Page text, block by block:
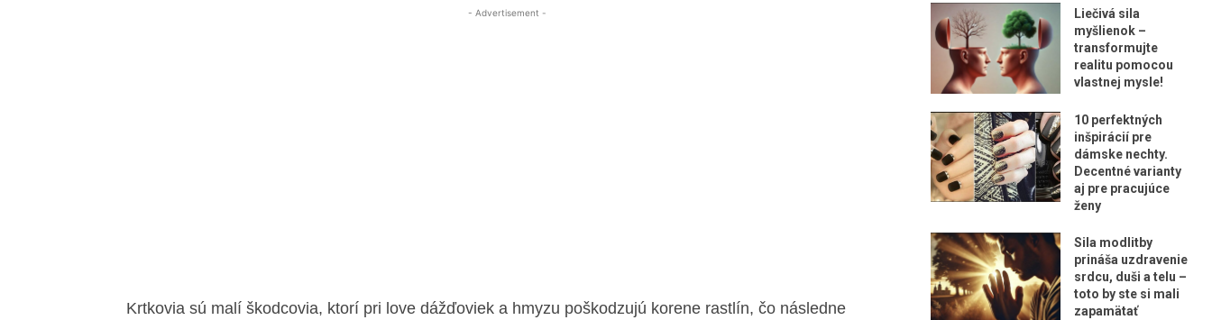
- Advertisement -
Krtkovia sú malí škodcovia, ktorí pri love dážďoviek a hmyzu poškodzujú korene rastlín, čo následne
Liečivá sila
myšlienok –
transformujte
realitu pomocou
vlastnej mysle!
10 perfektných
inšpirácií pre
dámske nechty.
Decentné varianty
aj pre pracujúce
ženy
Sila modlitby
prináša uzdravenie
srdcu, duši a telu –
toto by ste si mali
zapamätať